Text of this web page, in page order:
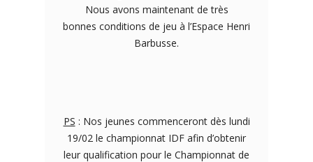
Nous avons maintenant de très
bonnes conditions de jeu à l’Espace Henri
Barbusse.
PS : Nos jeunes commenceront dès lundi
19/02 le championnat IDF afin d’obtenir
leur qualification pour le Championnat de